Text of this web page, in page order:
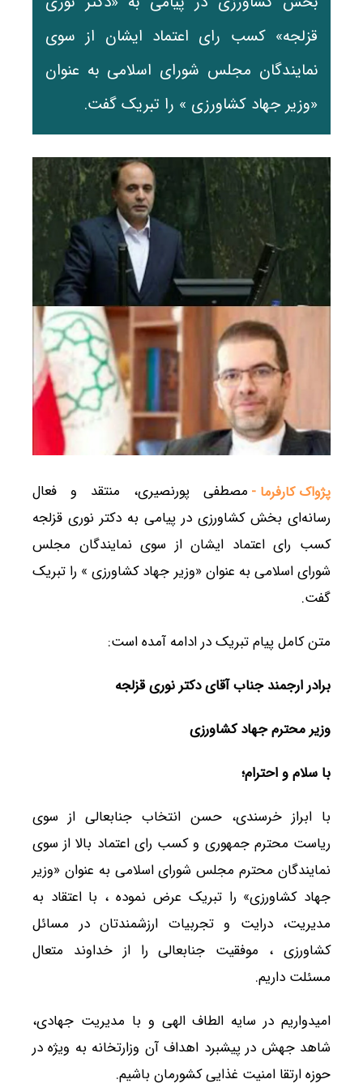
قزلجه» کسب رای اعتماد ایشان از سوی
نمایندگان مجلس شورای اسلامی به عنوان
«وزیر جهاد کشاورزی » را تبریک گفت.
پژواک کارفرما - مصطفی پورنصیری، منتقد و فعال
رسانه‌ای بخش کشاورزی در پیامی به دکتر نوری قزلجه
کسب رای اعتماد ایشان از سوی نمایندگان مجلس
شورای اسلامی به عنوان «وزیر جهاد کشاورزی » را تبریک
گفت.
متن کامل پیام تبریک در ادامه آمده است:
برادر ارجمند جناب آقای دکتر نوری قزلجه
وزیر محترم جهاد کشاورزی
با سلام و احترام؛
با ابراز خرسندی، حسن انتخاب جنابعالی از سوی
ریاست محترم جمهوری و کسب رای اعتماد بالا از سوی
نمایندگان محترم مجلس شورای اسلامی به عنوان «وزیر
جهاد کشاورزی» را تبریک عرض نموده ، با اعتقاد به
مدیریت، درایت و تجربیات ارزشمندتان در مسائل
کشاورزی ، موفقیت جنابعالی را از خداوند متعال
مسئلت داریم.
امیدواریم در سایه الطاف الهی و با مدیریت جهادی،
شاهد جهش در پیشبرد اهداف آن وزارتخانه به‌ ویژه در
حوزه ارتقا امنیت غذایی کشورمان باشیم.